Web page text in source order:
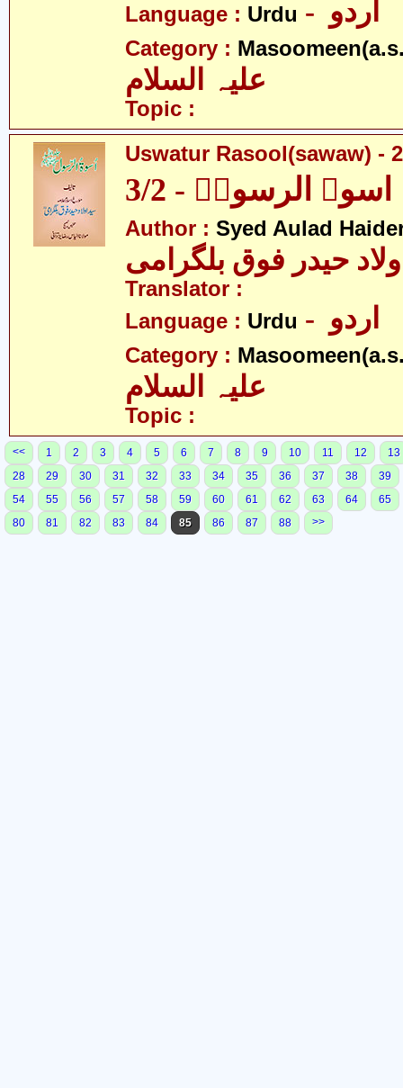
Language : Urdu
Category :
Topic :
Uswatur Rasool(sawaw) -
اسوۃ الرسولؐ - 3/2
Author : Syed Aulad
حیدر فوق بلگرامی
Translator :
Language : Urdu
Category :
Topic :
<< 1 2 3 4 5 6 7 8 9 10 11 12
13
28
29 30 31 32 33 34 35 36 37 38
39
54
55 56 57 58 59 60 61 62 63 64
65
80
81 82 83 84 85 86 87 88 >>